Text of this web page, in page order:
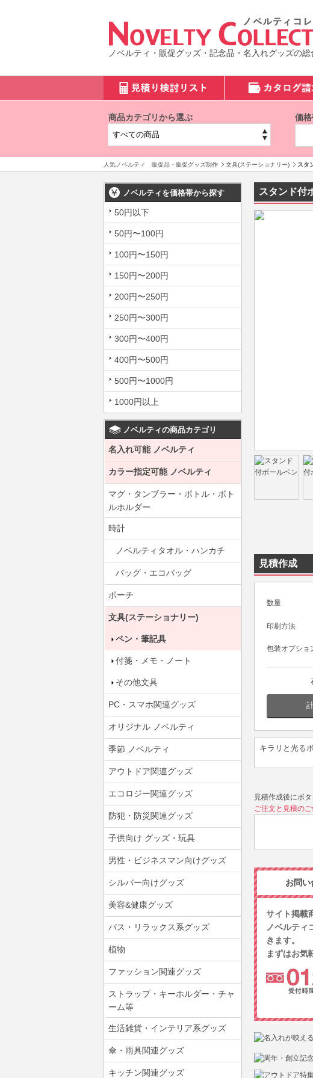
ノベルティ・販促グッズ・記念品・名入れグッズの総
商品カテゴリから選ぶ 価
人気ノベルティ 販促品・販促グッズ制作 文具(ステーショナリー) スタ
ノベルティを価格帯から探す
50円以下
50円〜100円
100円〜150円
150円〜200円
200円〜250円
250円〜300円
300円〜400円
400円〜500円
500円〜1000円
1000円以上
ノベルティの商品カテゴリ
名入れ可能 ノベルティ
カラー指定可能 ノベルティ
マグ・タンブラー・ボトル・ボト
ルホルダー
時計
ノベルティタオル・ハンカチ
バッグ・エコバッグ
ポーチ
文具(ステーショナリー)
ペン・筆記具
付箋・メモ・ノート
その他文具
PC・スマホ関連グッズ
オリジナル ノベルティ
季節 ノベルティ
アウトドア関連グッズ
エコロジー関連グッズ
防犯・防災関連グッズ
子供向け グッズ・玩具
男性・ビジネスマン向けグッズ
シルバー向けグッズ
美容&健康グッズ
バス・リラックス系グッズ
植物
ファッション関連グッズ
ストラップ・キーホルダー・チャ
ーム等
生活雑貨・インテリア系グッズ
傘・雨具関連グッズ
キッチン関連グッズ
スタンド付
見積作成
数量
印刷方法
包装オプショ
キラリと光る
見積作成後にボ
ご注文と見積の
お問
サイト掲載
ノベルティ
きます。
まずはお気